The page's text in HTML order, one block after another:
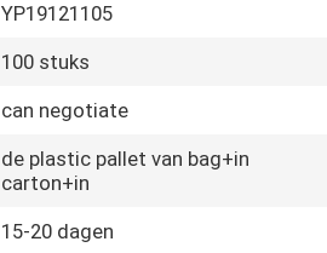
YP19121105
100 stuks
can negotiate
de plastic pallet van bag+in
carton+in
15-20 dagen